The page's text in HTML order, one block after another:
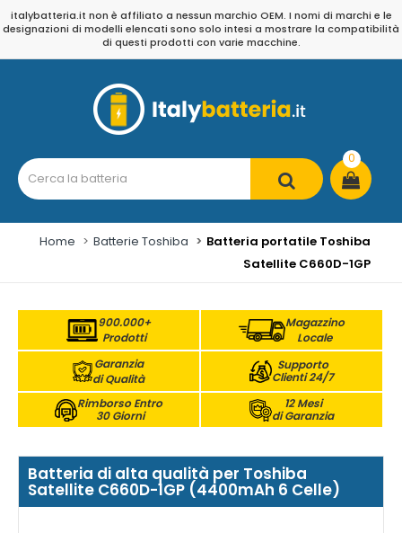
italybatteria.it non è affiliato a nessun marchio OEM. I nomi di marchi e le
designazioni di modelli elencati sono solo intesi a mostrare la compatibilità
di questi prodotti con varie macchine.
0
Home Batterie Toshiba
Batteria portatile Toshiba
Satellite C660D-1GP
900.000+
Prodotti
Magazzino
Locale
Garanzia
di Qualità
Supporto
Clienti 24/7
Rimborso Entro
30 Giorni
12 Mesi
di Garanzia
Batteria di alta qualità per Toshiba
Satellite C660D-1GP (4400mAh 6 Celle)